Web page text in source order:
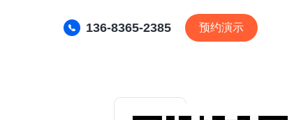
136-8365-2385 预约演示